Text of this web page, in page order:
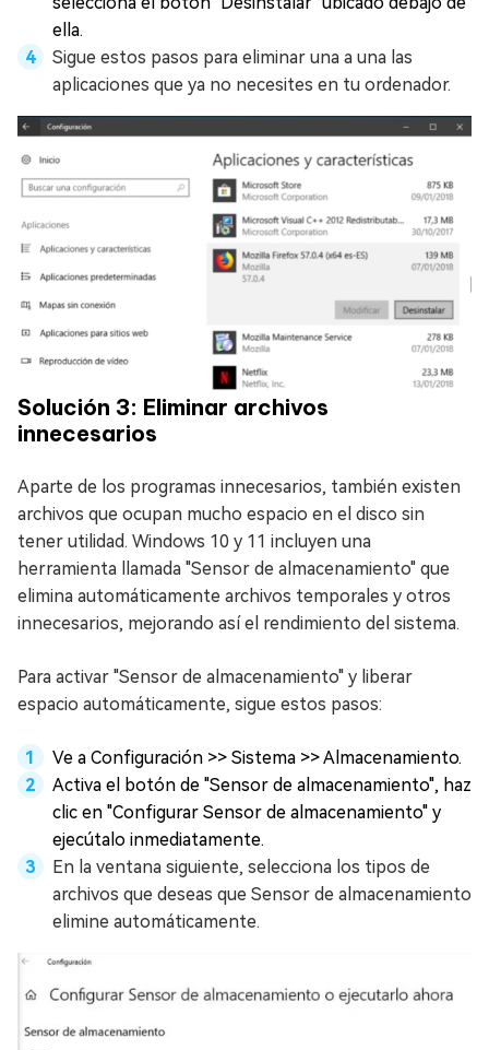
ella.
Sigue estos pasos para eliminar una a una las
aplicaciones que ya no necesites en tu ordenador.
Solución 3: Eliminar archivos
innecesarios
Aparte de los programas innecesarios, también existen
archivos que ocupan mucho espacio en el disco sin
tener utilidad. Windows 10 y 11 incluyen una
herramienta llamada "Sensor de almacenamiento" que
elimina automáticamente archivos temporales y otros
innecesarios, mejorando así el rendimiento del sistema.
Para activar "Sensor de almacenamiento" y liberar
espacio automáticamente, sigue estos pasos:
Ve a Configuración >> Sistema >> Almacenamiento.
Activa el botón de "Sensor de almacenamiento", haz
clic en "Configurar Sensor de almacenamiento" y
ejecútalo inmediatamente.
En la ventana siguiente, selecciona los tipos de
archivos que deseas que Sensor de almacenamiento
elimine automáticamente.